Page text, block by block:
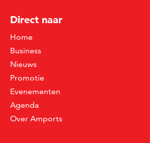
Direct naar
Home
Business
Nieuws
Promotie
Evenementen
Agenda
Over Amports